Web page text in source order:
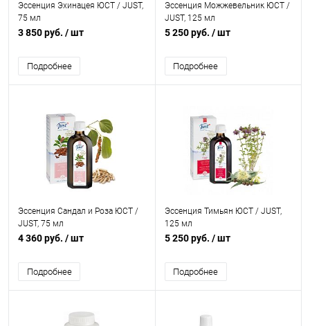
Эссенция Эхинацея ЮСТ / JUST,
75 мл
3 850 руб. / шт
Подробнее
Эссенция Можжевельник ЮСТ /
JUST, 125 мл
5 250 руб. / шт
Подробнее
Эссенция Сандал и Роза ЮСТ /
JUST, 75 мл
4 360 руб. / шт
Подробнее
Эссенция Тимьян ЮСТ / JUST,
125 мл
5 250 руб. / шт
Подробнее